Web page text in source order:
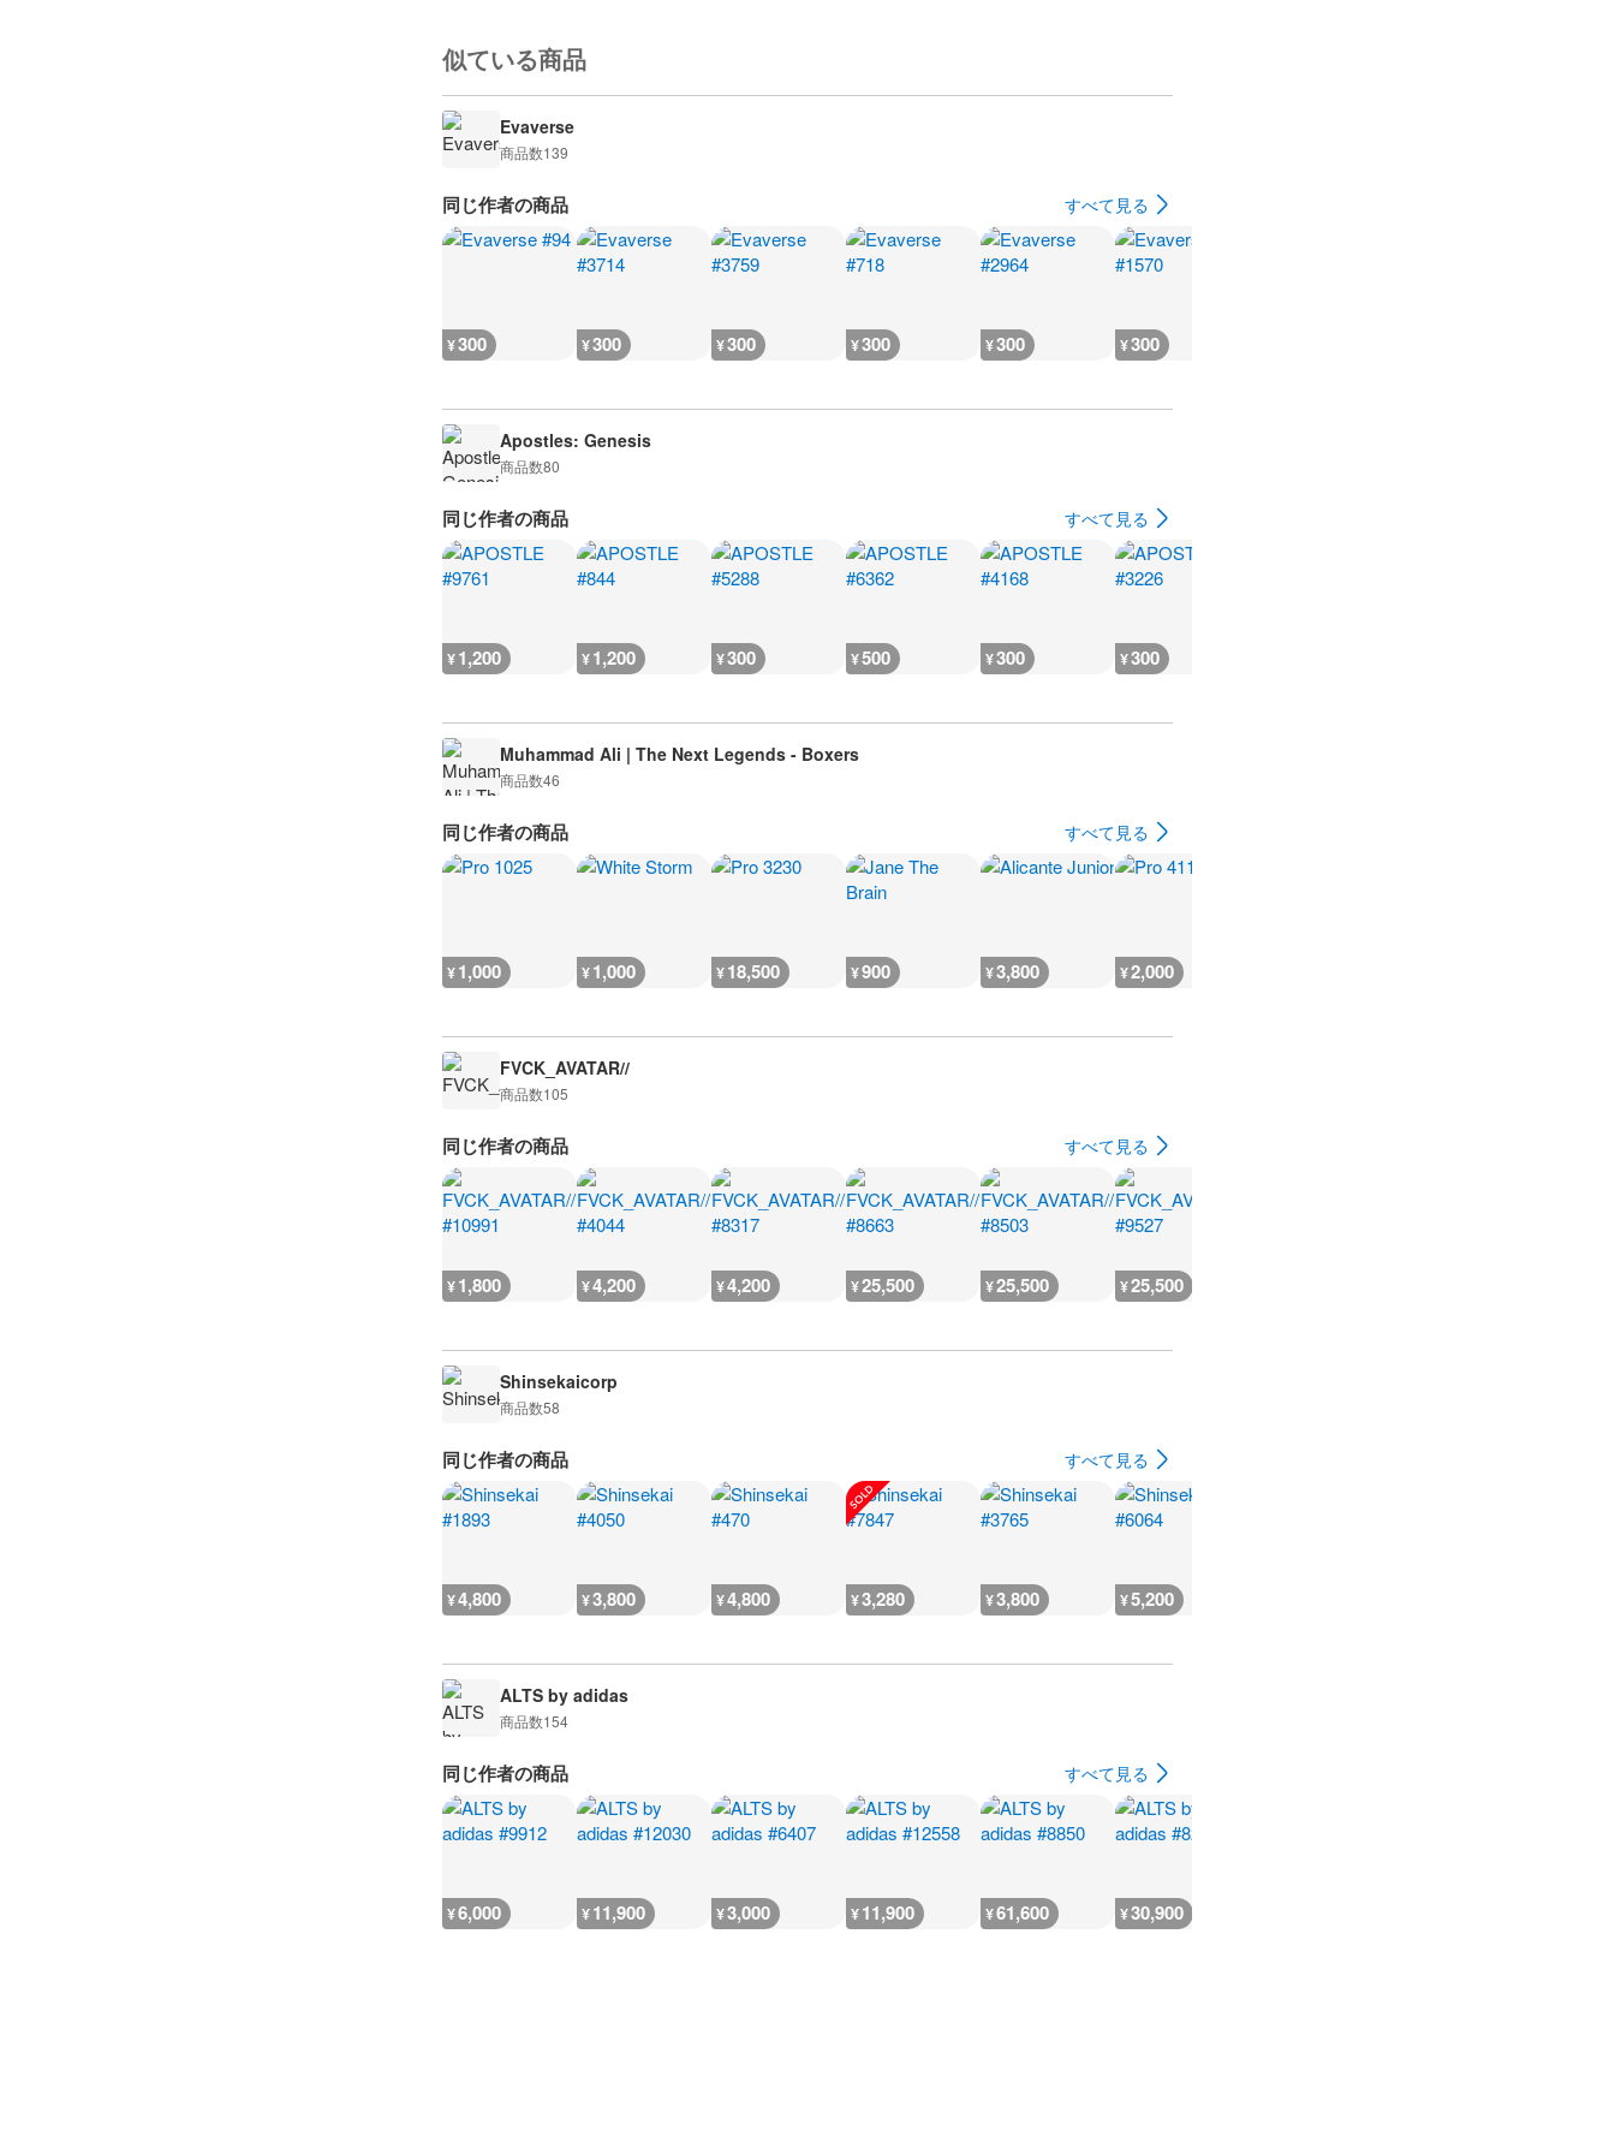
似ている商品
Evaverse
商品数139
同じ作者の商品 すべて見る
¥300 ¥300 ¥300 ¥300 ¥300 ¥300
Apostles: Genesis
商品数80
同じ作者の商品 すべて見る
¥1,200 ¥1,200 ¥300 ¥500 ¥300 ¥300
Muhammad Ali | The Next Legends - Boxers
商品数46
同じ作者の商品 すべて見る
¥1,000 ¥1,000 ¥18,500 ¥900 ¥3,800 ¥2,000
FVCK_AVATAR//
商品数105
同じ作者の商品 すべて見る
¥1,800 ¥4,200 ¥4,200 ¥25,500 ¥25,500 ¥25,500
Shinsekaicorp
商品数58
同じ作者の商品 すべて見る
¥4,800 ¥3,800 ¥4,800 ¥3,280 ¥3,800 ¥5,200
ALTS by adidas
商品数154
同じ作者の商品 すべて見る
¥6,000 ¥11,900 ¥3,000 ¥11,900 ¥61,600 ¥30,900